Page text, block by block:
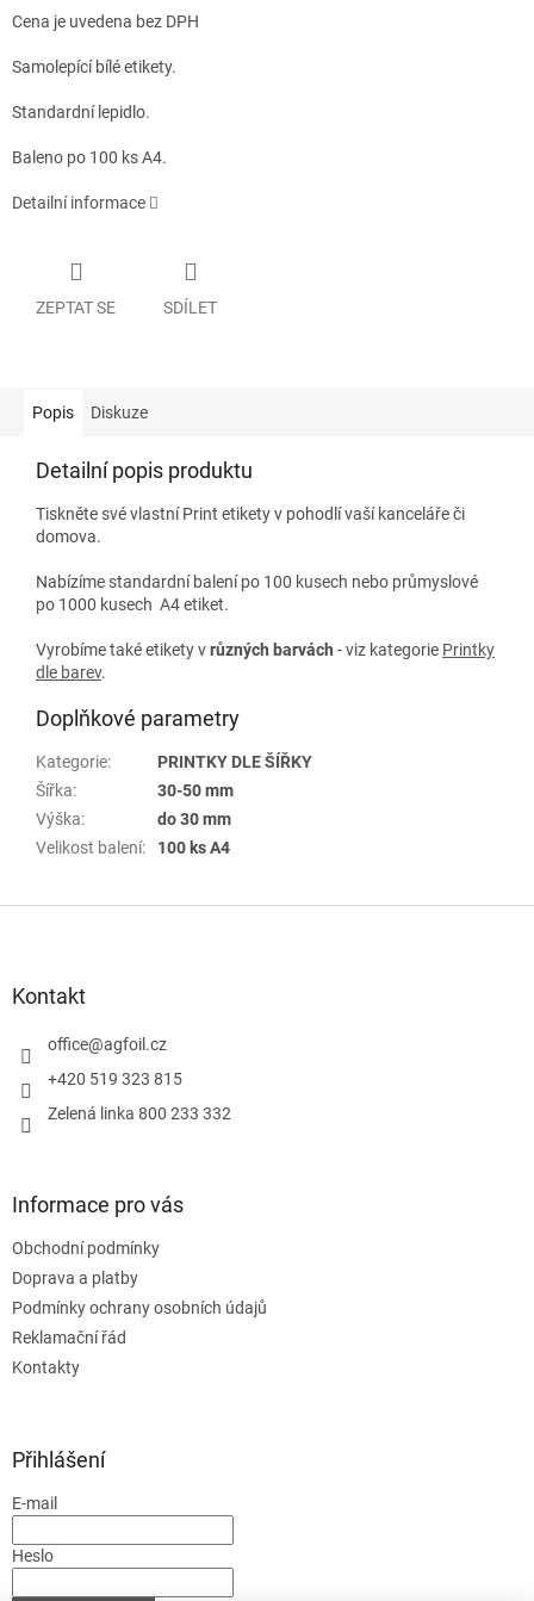
Cena je uvedena bez DPH
Samolepící bílé etikety.
Standardní lepidlo.
Baleno po 100 ks A4.
Detailní informace
ZEPTAT SE SDÍLET
Popis Diskuze
Detailní popis produktu
Tiskněte své vlastní Print etikety v pohodlí vaší kanceláře či
domova.
Nabízíme standardní balení po 100 kusech nebo průmyslové
po 1000 kusech A4 etiket.
Vyrobíme také etikety vrůzných barvách - viz kategorie Printky
dle barev.
Doplňkové parametry
Kategorie:
PRINTKY DLE ŠÍŘKY
Šířka:
30-50 mm
Výška:
do 30 mm
Velikost balení: 100 ks A4
Kontakt
office@agfoil.cz
+420 519 323 815
Zelená linka 800 233 332
Informace pro vás
Obchodní podmínky
Doprava a platby
Podmínky ochrany osobních údajů
Reklamační řád
Kontakty
Přihlášení
E-mail
Heslo